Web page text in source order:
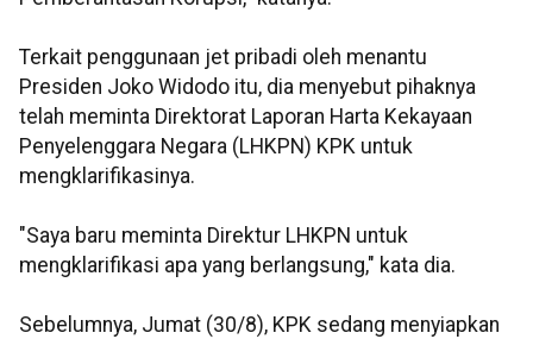
Terkait penggunaan jet pribadi oleh menantu
Presiden Joko Widodo itu, dia menyebut pihaknya
telah meminta Direktorat Laporan Harta Kekayaan
Penyelenggara Negara (LHKPN) KPK untuk
mengklarifikasinya.
"Saya baru meminta Direktur LHKPN untuk
mengklarifikasi apa yang berlangsung," kata dia.
Sebelumnya, Jumat (30/8), KPK sedang menyiapkan